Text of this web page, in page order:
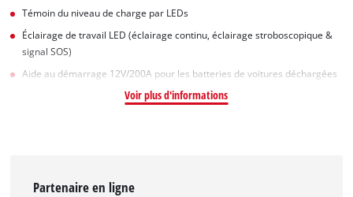
Témoin du niveau de charge par LEDs
Éclairage de travail LED (éclairage continu, éclairage stroboscopique &
signal SOS)
Aide au démarrage 12V/200A pour les batteries de voitures déchargées
Voir plus d'informations
Partenaire en ligne